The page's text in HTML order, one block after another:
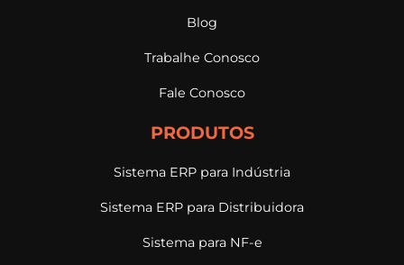
Blog
Trabalhe Conosco
Fale Conosco
PRODUTOS
Sistema ERP para Indústria
Sistema ERP para Distribuidora
Sistema para NF-e